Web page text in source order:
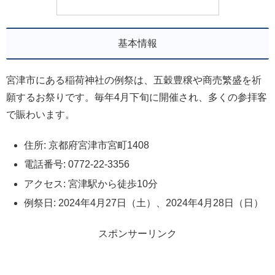
基本情報
宮津市にある稲荷神社の例祭は、五穀豊穣や商売繁盛を祈
願するお祭りです。毎年4月下旬に開催され、多くの参拝客
で賑わいます。
住所: 京都府宮津市宮町1408
電話番号: 0772-22-3356
アクセス: 宮津駅から徒歩10分
例祭日: 2024年4月27日（土）、2024年4月28日（日）
スポンサーリンク